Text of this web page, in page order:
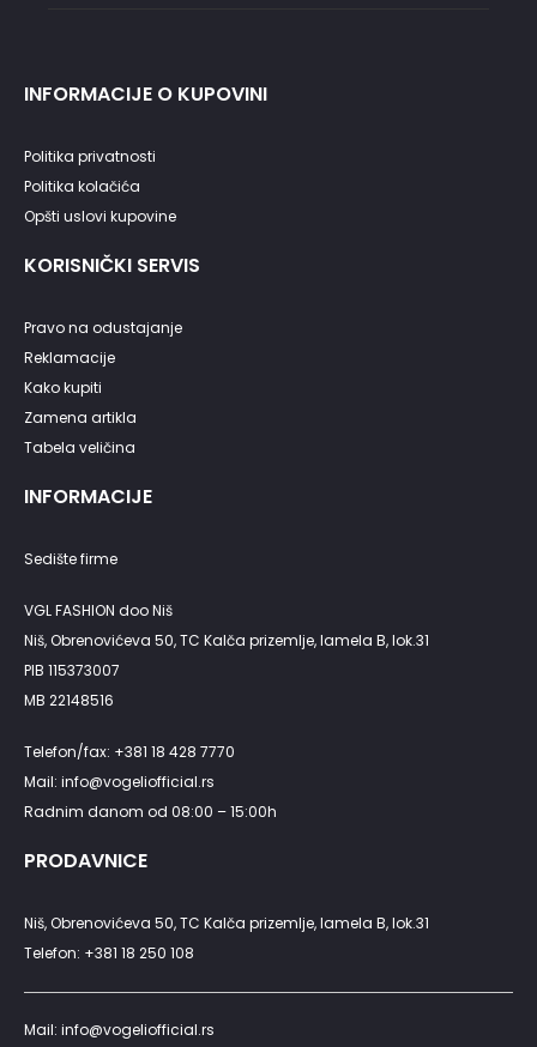
INFORMACIJE O KUPOVINI
Politika privatnosti
Politika kolačića
Opšti uslovi kupovine
KORISNIČKI SERVIS
Pravo na odustajanje
Reklamacije
Kako kupiti
Zamena artikla
Tabela veličina
INFORMACIJE
Sedište firme
VGL FASHION doo Niš
Niš, Obrenovićeva 50, TC Kalča prizemlje, lamela B, lok.31
PIB 115373007
MB 22148516
Telefon/fax: +381 18 428 7770
Mail: info@vogeliofficial.rs
Radnim danom od 08:00 – 15:00h
PRODAVNICE
Niš, Obrenovićeva 50, TC Kalča prizemlje, lamela B, lok.31
Telefon: +381 18 250 108
Mail: info@vogeliofficial.rs